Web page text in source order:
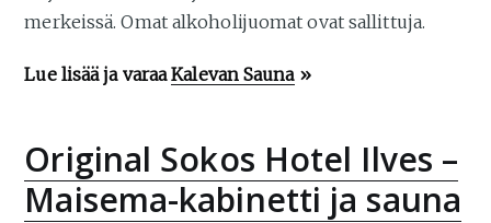
merkeissä. Omat alkoholijuomat ovat sallittuja.
Lue lisää ja varaaKalevan Sauna»
Original Sokos Hotel Ilves –
Maisema-kabinetti ja sauna